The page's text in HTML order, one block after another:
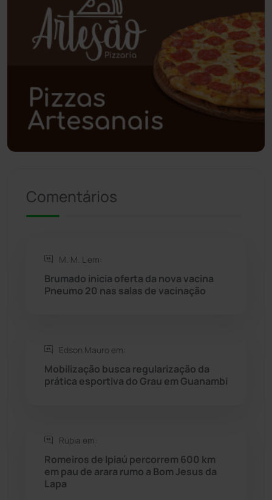
Poções (182)
Polícia Civil (59)
Polícia Militar (27)
Política (03)
Presidente Jânio Qu... (125)
Rio de Contas
Rio do Antônio
Rio do Pires
Seabra
Sebastião Laranjeiras (96)
Sudoeste Baiano
Tanhaçu
Comentários
M. M. L em:
Brumado inicia oferta da nova vacina
Pneumo 20 nas salas de vacinação
Edson Mauro em:
Mobilização busca regularização da
prática esportiva do Grau em Guanambi
Rúbia em:
Romeiros de Ipiaú percorrem 600 km
em pau de arara rumo a Bom Jesus da
Lapa